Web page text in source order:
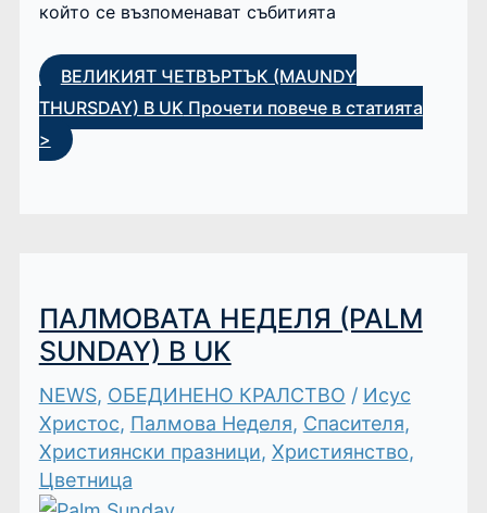
който се възпоменават събитията
ВЕЛИКИЯТ ЧЕТВЪРТЪК (MAUNDY
THURSDAY) В UK Прочети повече в статията
>
ПАЛМОВАТА НЕДЕЛЯ (PALM
SUNDAY) В UK
NEWS, ОБЕДИНЕНО КРАЛСТВО / Исус
Христос, Палмова Неделя, Спасителя,
Християнски празници, Християнство,
Цветница